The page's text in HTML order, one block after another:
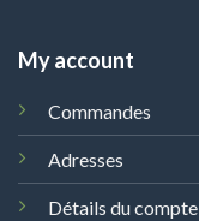
My account
Commandes
Adresses
Détails du compte